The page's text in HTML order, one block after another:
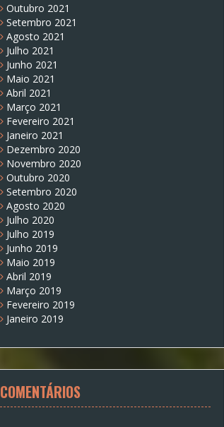
Outubro 2021
Setembro 2021
Agosto 2021
Julho 2021
Junho 2021
Maio 2021
Abril 2021
Março 2021
Fevereiro 2021
Janeiro 2021
Dezembro 2020
Novembro 2020
Outubro 2020
Setembro 2020
Agosto 2020
Julho 2020
Julho 2019
Junho 2019
Maio 2019
Abril 2019
Março 2019
Fevereiro 2019
Janeiro 2019
COMENTÁRIOS